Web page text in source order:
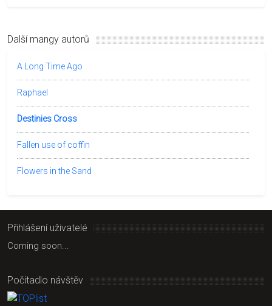
Další mangy autorů
A Long Time Ago
Raphael
Destinies Cross
Fallen use of coffin
Flowers in the Sand
Přihlášení uživatelé
Coming soon...
Počitadlo návštěv